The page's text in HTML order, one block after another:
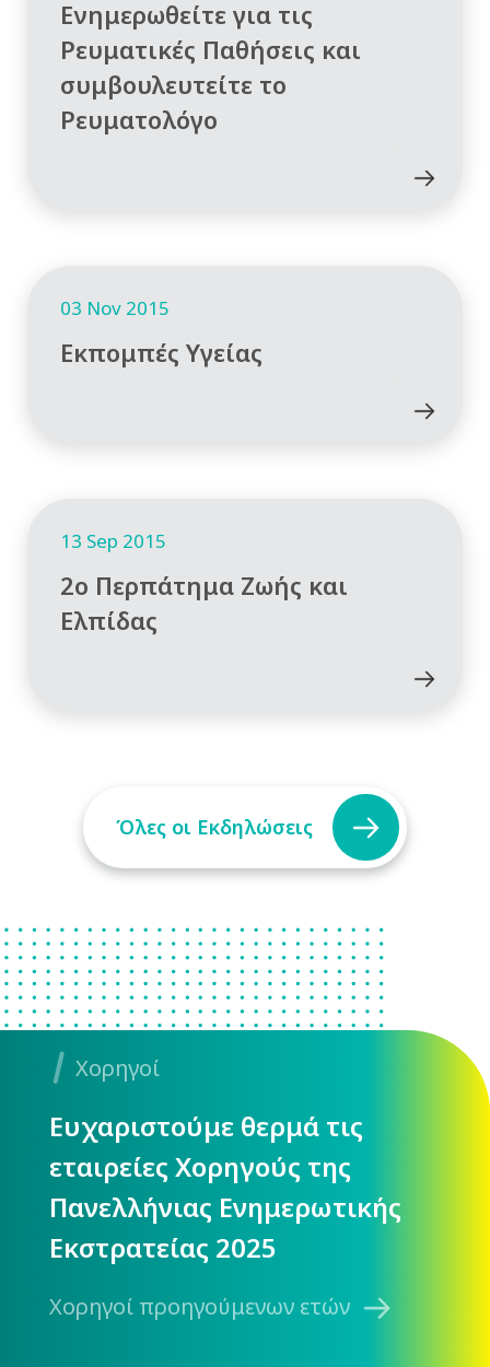
Ενημερωθείτε για τις
Ρευματικές Παθήσεις και
συμβουλευτείτε το
Ρευματολόγο
03 Nov 2015
Εκπομπές Υγείας
13 Sep 2015
2o Περπάτημα Ζωής και
Ελπίδας
Όλες οι Εκδηλώσεις
Χορηγοί
Ευχαριστούμε θερμά τις
εταιρείες Χορηγούς της
Πανελλήνιας Ενημερωτικής
Εκστρατείας 2025
Χορηγοί προηγούμενων ετών